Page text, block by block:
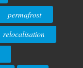
permafrost
relocalisation